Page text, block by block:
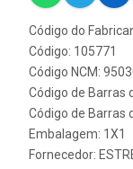
Código do
Código: 105771
Código NCM:
Código de Barras
Código de Barras
Embalagem: 1X1
Fornecedor: